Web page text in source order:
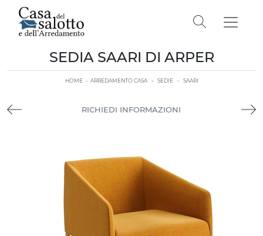
SEDIA SAARI DI ARPER
HOME - ARREDAMENTO CASA - SEDIE - SAARI
RICHIEDI INFORMAZIONI